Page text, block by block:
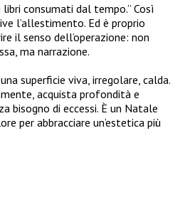
consumati dal tempo.” Così
l’allestimento. Ed è proprio
il senso dell’operazione: non
ma narrazione.
superficie viva, irregolare, calda.
acquista profondità e
bisogno di eccessi. È un Natale
per abbracciare un’estetica più